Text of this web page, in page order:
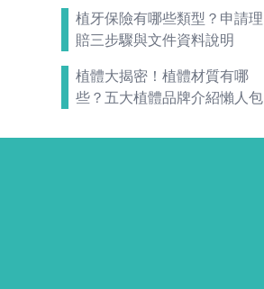
植牙保險有哪些類型？申請理
賠三步驟與文件資料說明
植體大揭密！植體材質有哪
些？五大植體品牌介紹懶人包